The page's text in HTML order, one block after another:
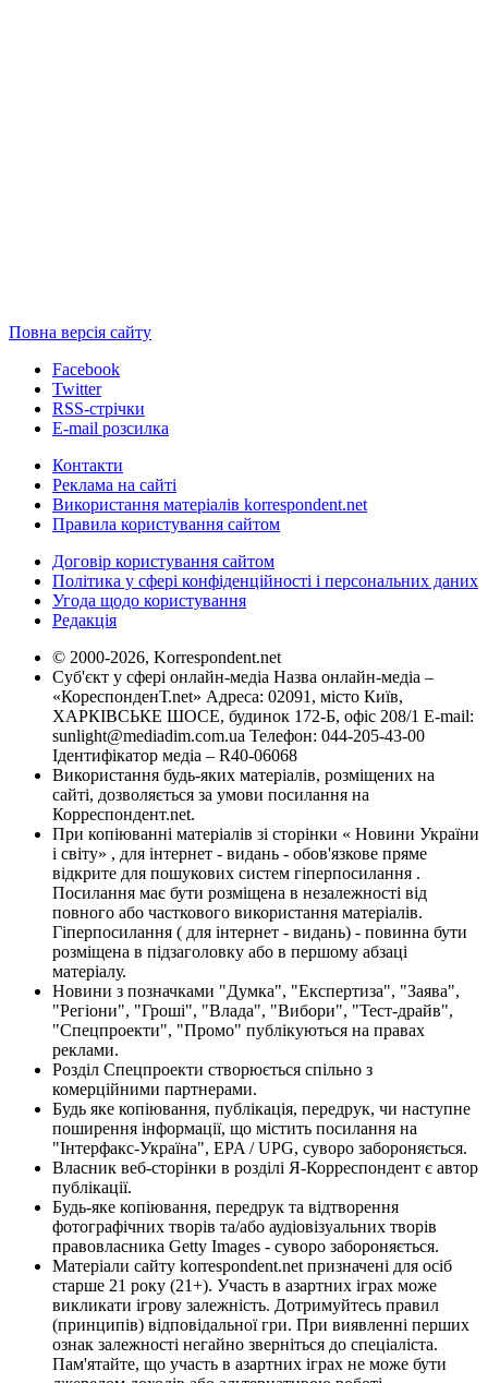
Повна версія сайту
Facebook
Twitter
RSS-стрічки
E-mail розсилка
Контакти
Реклама на сайті
Використання матеріалів korrespondent.net
Правила користування сайтом
Договір користування сайтом
Політика у сфері конфіденційності і персональних даних
Угода щодо користування
Редакція
© 2000-2026, Korrespondent.net
Суб'єкт у сфері онлайн-медіа Назва онлайн-медіа –
«КореспонденТ.net» Адреса: 02091, місто Київ,
ХАРКІВСЬКЕ ШОСЕ, будинок 172-Б, офіс 208/1 E-mail:
sunlight@mediadim.com.ua Телефон: 044-205-43-00
Ідентифікатор медіа – R40-06068
Використання будь-яких матеріалів, розміщених на
сайті, дозволяється за умови посилання на
Корреспондент.net.
При копіюванні матеріалів зі сторінки « Новини України
і світу» , для інтернет - видань - обов'язкове пряме
відкрите для пошукових систем гіперпосилання .
Посилання має бути розміщена в незалежності від
повного або часткового використання матеріалів.
Гіперпосилання ( для інтернет - видань) - повинна бути
розміщена в підзаголовку або в першому абзаці
матеріалу.
Новини з позначками "Думка", "Експертиза", "Заява",
"Регіони", "Гроші", "Влада", "Вибори", "Тест-драйв",
"Спецпроекти", "Промо" публікуються на правах
реклами.
Розділ Спецпроекти створюється спільно з
комерційними партнерами.
Будь яке копіювання, публікація, передрук, чи наступне
поширення інформації, що містить посилання на
"Інтерфакс-Україна", EPA / UPG, суворо забороняється.
Власник веб-сторінки в розділі Я-Корреспондент є автор
публікації.
Будь-яке копіювання, передрук та відтворення
фотографічних творів та/або аудіовізуальних творів
правовласника Getty Images - суворо забороняється.
Матеріали сайту korrespondent.net призначені для осіб
старше 21 року (21+). Участь в азартних іграх може
викликати ігрову залежність. Дотримуйтесь правил
(принципів) відповідальної гри. При виявленні перших
ознак залежності негайно зверніться до спеціаліста.
Пам'ятайте, що участь в азартних іграх не може бути